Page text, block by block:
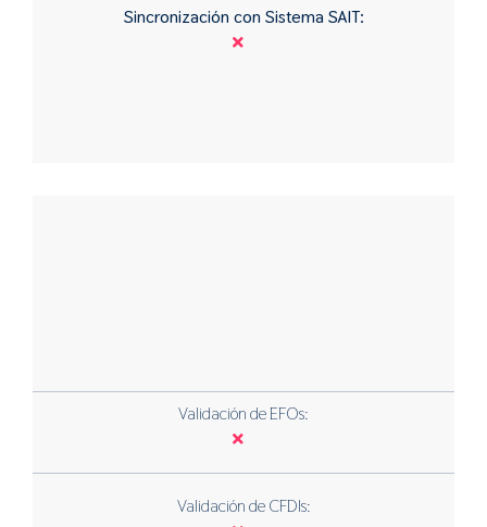
Sincronización con Sistema SAIT:
Validación de EFOs:
Validación de CFDIs: